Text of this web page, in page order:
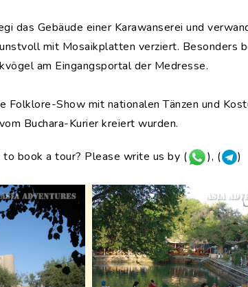
das Gebäude einer Karawanserei und
mit Mosaikplatten verziert. Besonders
am Eingangsportal der Medresse.
Show mit nationalen Tänzen und
vom Buchara-Kurier kreiert wurden.
to book a tour? Please write us by ( ), ( )